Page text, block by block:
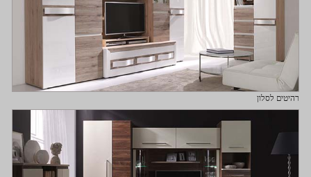
רהיטים לסלון